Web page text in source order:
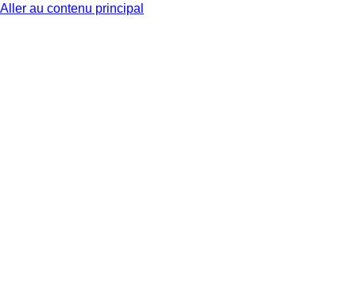
Aller au contenu principal